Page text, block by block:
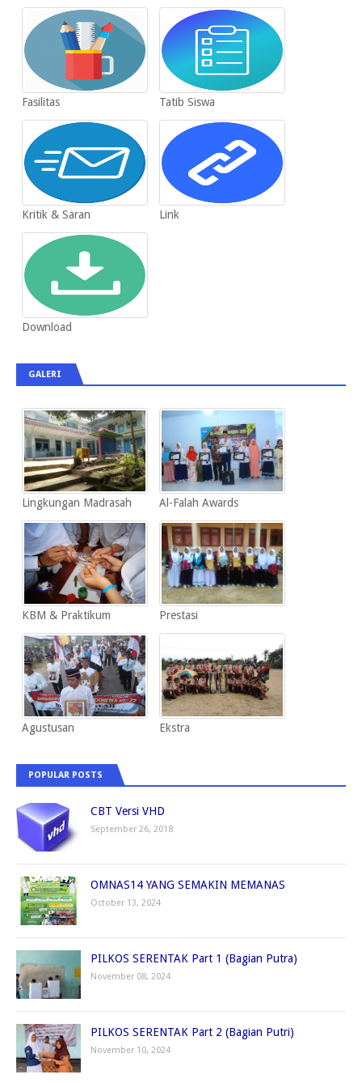
Fasilitas Tatib Siswa
Kritik & Saran Link
Download
GALERI
Lingkungan Madrasah Al-Falah Awards
KBM & Praktikum Prestasi
Agustusan Ekstra
POPULAR POSTS
CBT Versi VHD
September 26, 2018
OMNAS14 YANG SEMAKIN MEMANAS
October 13, 2024
PILKOS SERENTAK Part 1 (Bagian Putra)
November 08, 2024
PILKOS SERENTAK Part 2 (Bagian Putri)
November 10, 2024